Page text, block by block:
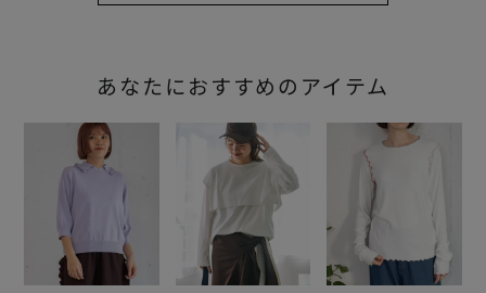
あなたにおすすめのアイテム